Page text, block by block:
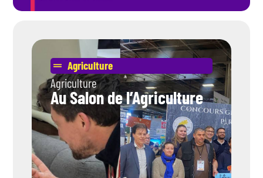
Agriculture
Agriculture
Au Salon de l’Agriculture